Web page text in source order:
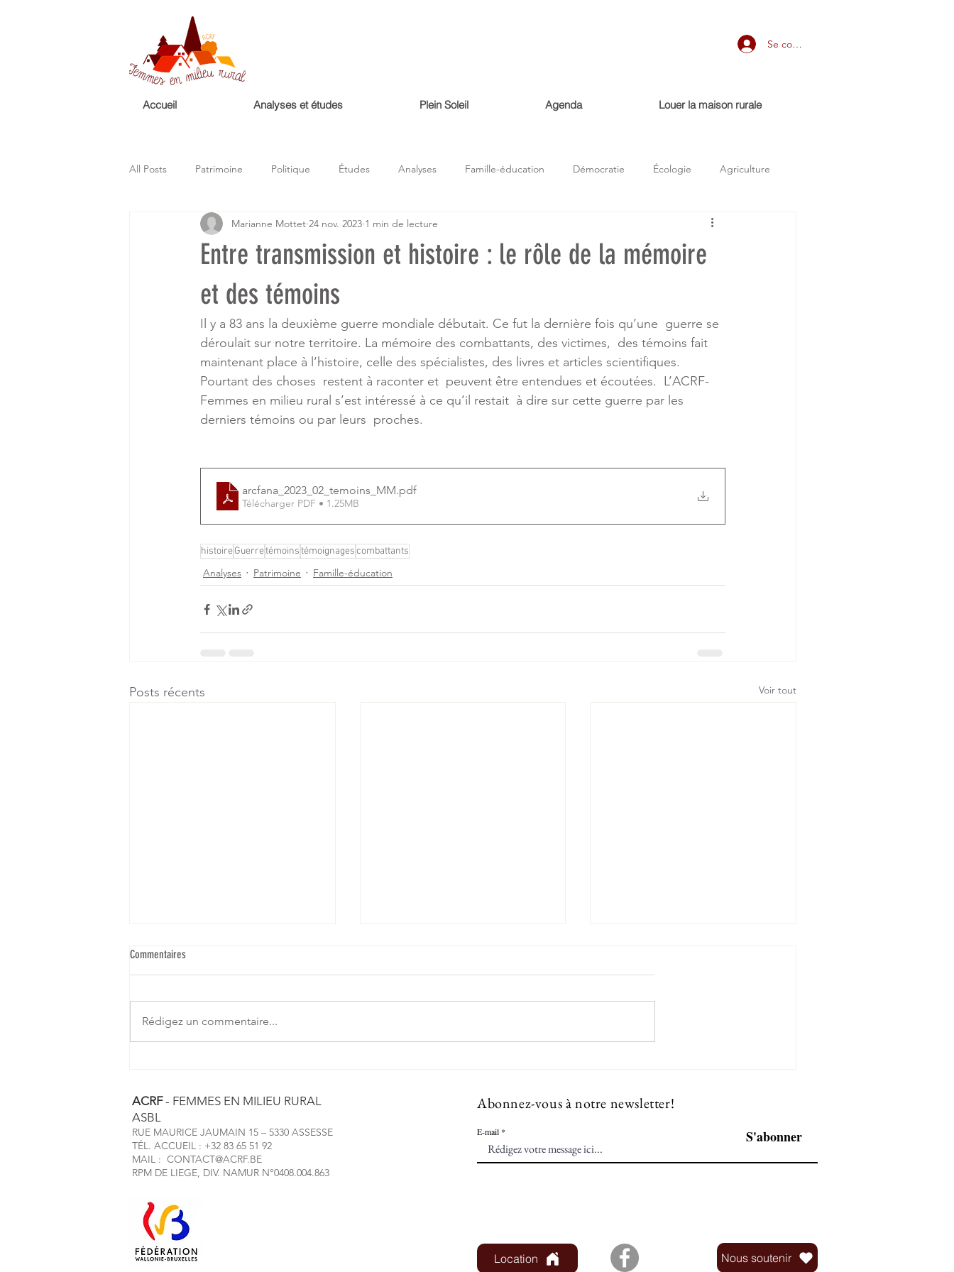
Se connecter
Accueil Analyses et études Plein Soleil Agenda Louer la maison rurale
All Posts Patrimoine Politique Études Analyses Famille-éducation Démocratie Écologie Agriculture
Droits des femmes Histoire Nature
Entre transmission et histoire : le rôle de la mémoire
et des témoins
Marianne Mottet 24 nov. 2023 1 min de lecture
Il y a 83 ans la deuxième guerre mondiale débutait. Ce fut la dernière fois qu’une  guerre se
déroulait sur notre territoire. La mémoire des combattants, des victimes,  des témoins fait
maintenant place à l’histoire, celle des spécialistes, des livres et articles scientifiques.
Pourtant des choses  restent à raconter et  peuvent être entendues et écoutées.  L’ACRF-
Femmes en milieu rural s’est intéressé à ce qu’il restait  à dire sur cette guerre par les
derniers témoins ou par leurs  proches.
arcfana_2023_02_temoins_MM.pdf
Télécharger PDF • 1.25MB
histoireGuerretémoinstémoignagescombattants
Analyses Patrimoine Famille-éducation
Posts récents Voir tout
Commentaires
Rédigez un commentaire...
ACRF- FEMMES EN MILIEU RURAL
ASBL
RUE MAURICE JAUMAIN 15 – 5330 ASSESSE
TÉL. ACCUEIL : +32 83 65 51 92
MAIL : CONTACT@ACRF.BE
RPM DE LIEGE, DIV. NAMUR N°0408.004.863
Abonnez-vous à notre newsletter!
E-mail S'abonner
Location Nous soutenir